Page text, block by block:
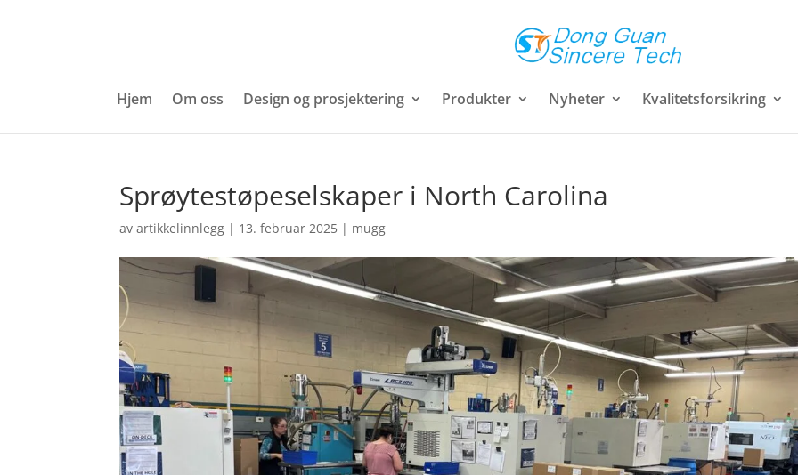
Hjem Om oss Design og prosjektering Produkter Nyheter Kvalitetsforsikring
Sprøytestøpeselskaper i North Carolina
avartikkelinnlegg | 13. februar 2025 | mugg